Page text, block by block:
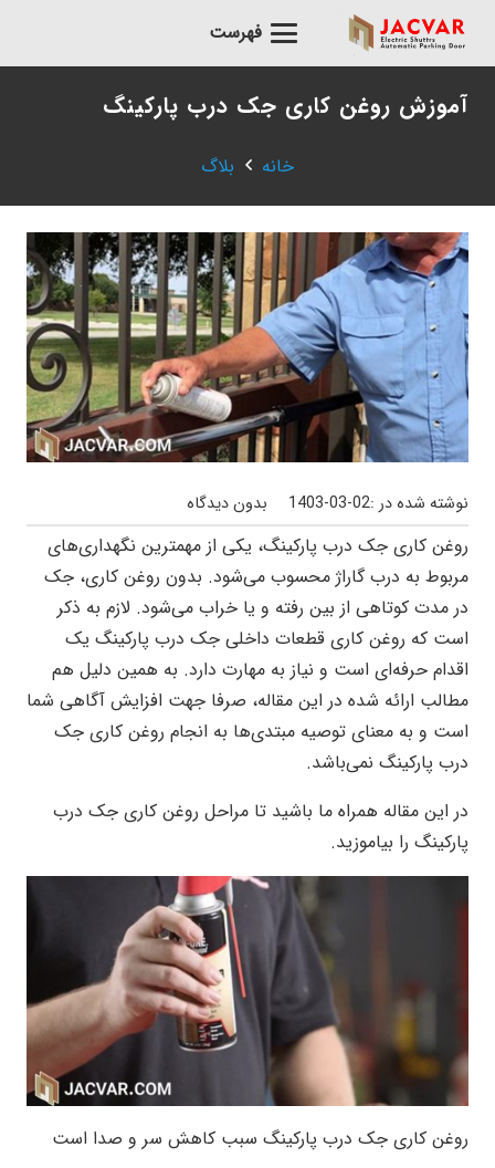
فهرست
آموزش روغن کاری جک درب پارکینگ
خانه بلاگ
نوشته شده در :1403-03-02 بدون دیدگاه
روغن کاری جک درب پارکینگ، یکی از مهمترین نگهداری‌های
مربوط به درب گاراژ محسوب می‌شود. بدون روغن کاری، جک
در مدت کوتاهی از بین رفته و یا خراب می‌شود. لازم به ذکر
است که روغن کاری قطعات داخلی جک درب پارکینگ یک
اقدام حرفه‌ای است و نیاز به مهارت دارد. به همین دلیل هم
مطالب ارائه شده در این مقاله، صرفا جهت افزایش آگاهی شما
است و به معنای توصیه مبتدی‌ها به انجام روغن کاری جک
درب پارکینگ نمی‌باشد.
در این مقاله همراه ما باشید تا مراحل روغن کاری جک درب
پارکینگ را بیاموزید.
روغن کاری جک درب پارکینگ سبب کاهش سر و صدا است